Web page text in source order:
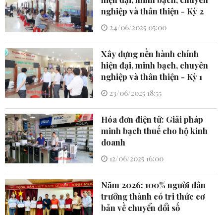
nghiệp và thân thiện - Kỳ 2
24/06/2025 05:00
Xây dựng nền hành chính
hiện đại, minh bạch, chuyên
nghiệp và thân thiện - Kỳ 1
23/06/2025 18:55
Hóa đơn điện tử: Giải pháp
minh bạch thuế cho hộ kinh
doanh
12/06/2025 16:00
Năm 2026: 100% người dân
trưởng thành có tri thức cơ
bản về chuyển đổi số